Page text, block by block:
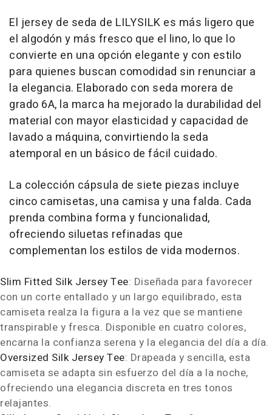
El jersey de seda de LILYSILK es más ligero que
el algodón y más fresco que el lino, lo que lo
convierte en una opción elegante y con estilo
para quienes buscan comodidad sin renunciar a
la elegancia. Elaborado con seda morera de
grado 6A, la marca ha mejorado la durabilidad del
material con mayor elasticidad y capacidad de
lavado a máquina, convirtiendo la seda
atemporal en un básico de fácil cuidado.
La colección cápsula de siete piezas incluye
cinco camisetas, una camisa y una falda. Cada
prenda combina forma y funcionalidad,
ofreciendo siluetas refinadas que
complementan los estilos de vida modernos.
Slim Fitted Silk Jersey Tee: Diseñada para favorecer
con un corte entallado y un largo equilibrado, esta
camiseta realza la figura a la vez que se mantiene
transpirable y fresca. Disponible en cuatro colores,
encarna la confianza serena y la elegancia del día a día.
Oversized Silk Jersey Tee: Drapeada y sencilla, esta
camiseta se adapta sin esfuerzo del día a la noche,
ofreciendo una elegancia discreta en tres tonos
relajantes.